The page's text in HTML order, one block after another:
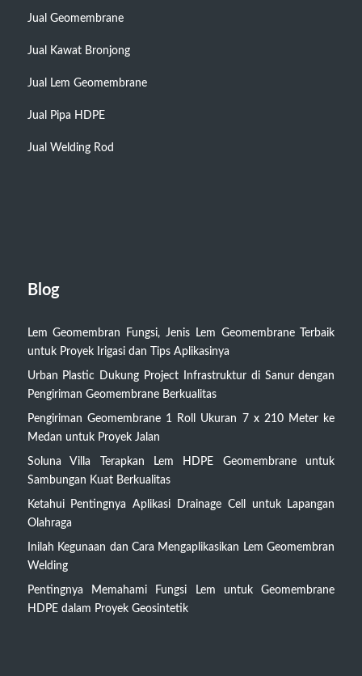
Jual Geomembrane
Jual Kawat Bronjong
Jual Lem Geomembrane
Jual Pipa HDPE
Jual Welding Rod
Blog
Lem Geomembran Fungsi, Jenis Lem Geomembrane Terbaik
untuk Proyek Irigasi dan Tips Aplikasinya
Urban Plastic Dukung Project Infrastruktur di Sanur dengan
Pengiriman Geomembrane Berkualitas
Pengiriman Geomembrane 1 Roll Ukuran 7 x 210 Meter ke
Medan untuk Proyek Jalan
Soluna Villa Terapkan Lem HDPE Geomembrane untuk
Sambungan Kuat Berkualitas
Ketahui Pentingnya Aplikasi Drainage Cell untuk Lapangan
Olahraga
Inilah Kegunaan dan Cara Mengaplikasikan Lem Geomembran
Welding
Pentingnya Memahami Fungsi Lem untuk Geomembrane
HDPE dalam Proyek Geosintetik